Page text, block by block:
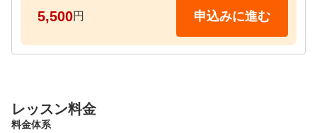
ワイズワンスタッフが館内案内・料金説明・体験レッ
スンのご案内を致します。分からないことはなんでも
お聞きください！
にあったレッスンをしていきます。
グループレッスンではなくインストラクターが順番に
5,500円 申込みに進む
レッスン料金
料金体系